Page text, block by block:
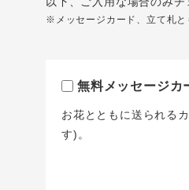
※メッセージカード、立て札と
無料メッセージカ
お花とともに送られる
す)。